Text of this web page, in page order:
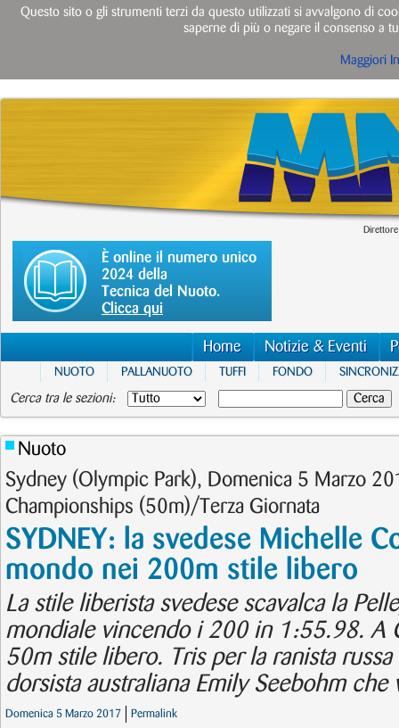
È online il numero unico
2024 della
Tecnica del Nuoto.
Clicca qui
Home Notizie & Eventi
NUOTO PALLANUOTO TUFFI FONDO
Cerca tra le sezioni:
Nuoto
Sydney (Olympic Park), Domenica 5 Marzo
Championships (50m)/Terza Giornata
SYDNEY: la svedese Michelle
mondo nei 200m stile libero
La stile liberista svedese scavalca la
mondiale vincendo i 200 in 1:55.98. A
50m stile libero. Tris per la ranista
dorsista australiana Emily Seebohm
Domenica 5 Marzo 2017 Permalink
Questo sito o gli strumenti terzi da questo utilizzati si avvalgono di
saperne di più o negare il consenso a
Maggiori